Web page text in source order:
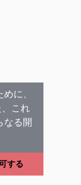
に、
これ
なる開
する